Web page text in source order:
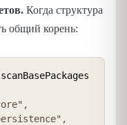
Когда структура
общий корень:
,
,